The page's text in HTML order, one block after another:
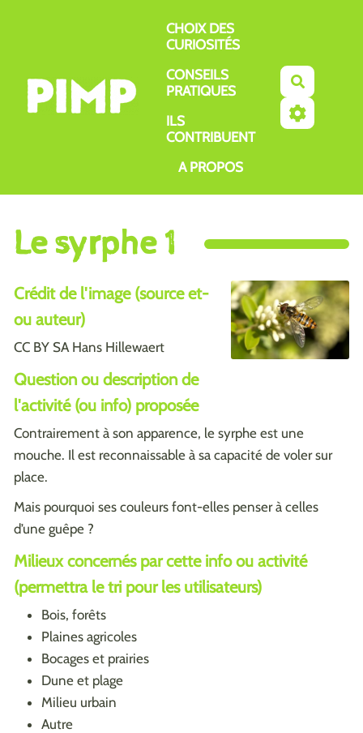
CHOIX DES
CURIOSITÉS
CONSEILS
PRATIQUES
ILS
CONTRIBUENT
A PROPOS
Le syrphe 1
Crédit de l'image (source et-
ou auteur)
CC BY SA Hans Hillewaert
Question ou description de
l'activité (ou info) proposée
Contrairement à son apparence, le syrphe est une
mouche. Il est reconnaissable à sa capacité de voler sur
place.
Mais pourquoi ses couleurs font-elles penser à celles
d’une guêpe ?
Milieux concernés par cette info ou activité
(permettra le tri pour les utilisateurs)
Bois, forêts
Plaines agricoles
Bocages et prairies
Dune et plage
Milieu urbain
Autre